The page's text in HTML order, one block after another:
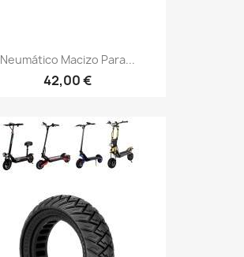
Neumático Macizo Para...
42,00 €